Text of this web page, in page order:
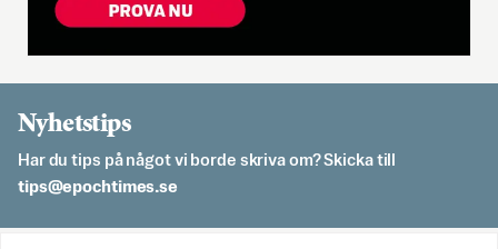
Nyhetstips
Har du tips på något vi borde skriva om? Skicka till
es.semithcope@spit